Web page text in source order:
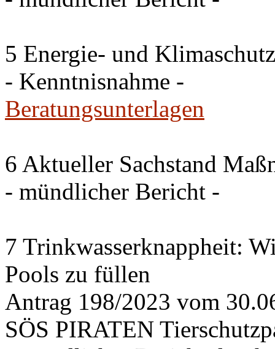
5 Energie- und
- Kenntnisnahme -
Beratungsunterlagen
6 Aktueller Sachstand
- mündlicher Bericht -
7 Trinkwasserknappheit:
Pools zu füllen
Antrag 198/2023 vom
SÖS PIRATEN